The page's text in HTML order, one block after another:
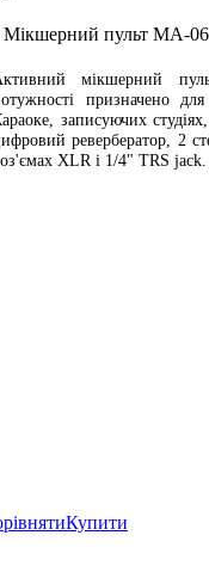
Мікшерний пульт MA-
мікшерний
призначено
записуючих
ревербератор, 2
XLR і 1/4" TRS jack.
Купити